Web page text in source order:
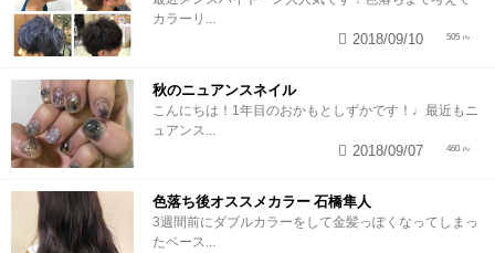
カラーリ...
505
2018/09/10
秋のニュアンスネイル
こんにちは！1年目のおかもとしずかです！♩最近もニ
ュアンス...
460
2018/09/07
色落ち後オススメカラー 石橋隼人
3週間前にダブルカラーをして金髪っぽくなってしまっ
たベース...